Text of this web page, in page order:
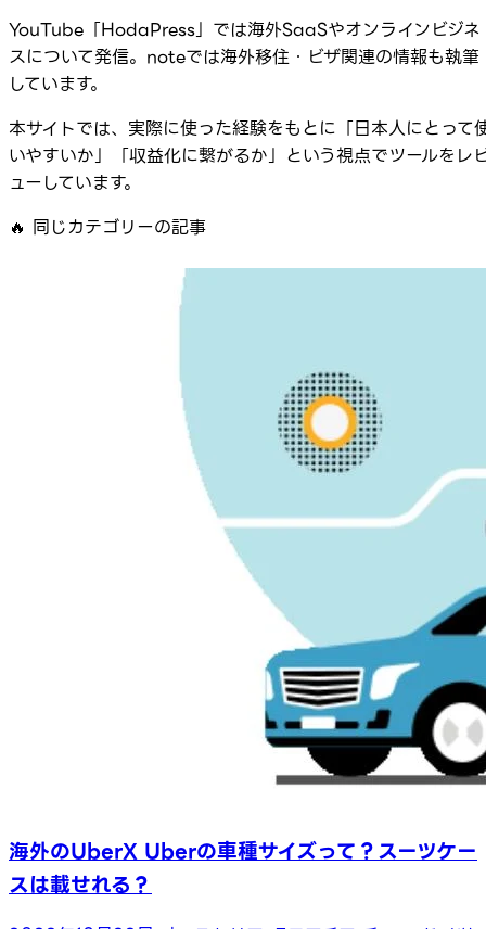
YouTube「HodaPress」では海外SaaSやオンラインビジネ
スについて発信。noteでは海外移住・ビザ関連の情報も執筆
しています。
本サイトでは、実際に使った経験をもとに「日本人にとって
いやすいか」「収益化に繋がるか」という視点でツールをレ
ューしています。
🔥 同じカテゴリーの記事
海外のUberX Uberの車種サイズって？スーツケー
スは載せれる？